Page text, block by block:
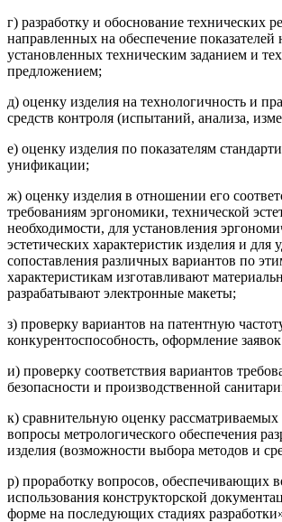
г) разработку и обоснование технических
направленных на обеспечение показателей
установленных техническим заданием и
предложением;
д) оценку изделия на технологичность и
средств контроля (испытаний, анализа,
е) оценку изделия по показателям
унификации;
ж) оценку изделия в отношении его
требованиям эргономики, технической
необходимости, для установления
эстетических характеристик изделия и для
сопоставления различных вариантов по
характеристикам изготавливают
разрабатывают электронные макеты;
з) проверку вариантов на патентную
конкурентоспособность, оформление
и) проверку соответствия вариантов
безопасности и производственной
к) сравнительную оценку рассматриваемых
вопросы метрологического обеспечения
изделия (возможности выбора методов и
р) проработку вопросов, обеспечивающих
использования конструкторской
форме на последующих стадиях